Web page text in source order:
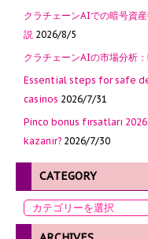
クラチェーンAIでの暗号資
説 2026/8/5
クラチェーンAIの市場分析
Essential steps for safe
casinos 2026/7/31
Pinco bonus fırsatları
kazanır? 2026/7/30
CATEGORY